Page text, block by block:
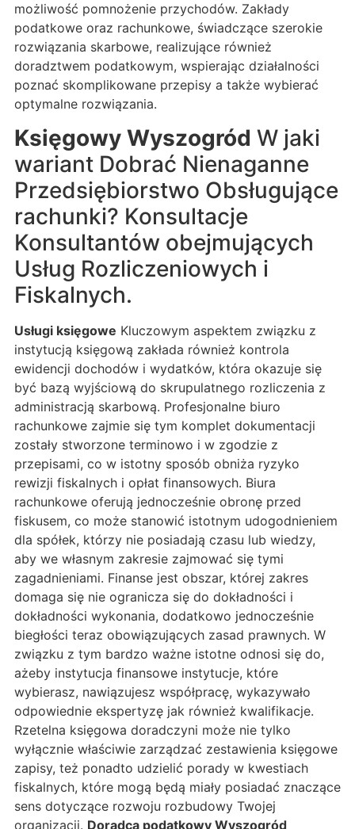
możliwość pomnożenie przychodów. Zakłady
podatkowe oraz rachunkowe, świadczące szerokie
rozwiązania skarbowe, realizujące również
doradztwem podatkowym, wspierając działalności
poznać skomplikowane przepisy a także wybierać
optymalne rozwiązania.
Księgowy Wyszogród W jaki
wariant Dobrać Nienaganne
Przedsiębiorstwo Obsługujące
rachunki? Konsultacje
Konsultantów obejmujących
Usług Rozliczeniowych i
Fiskalnych.
Usługi księgowe Kluczowym aspektem związku z
instytucją księgową zakłada również kontrola
ewidencji dochodów i wydatków, która okazuje się
być bazą wyjściową do skrupulatnego rozliczenia z
administracją skarbową. Profesjonalne biuro
rachunkowe zajmie się tym komplet dokumentacji
zostały stworzone terminowo i w zgodzie z
przepisami, co w istotny sposób obniża ryzyko
rewizji fiskalnych i opłat finansowych. Biura
rachunkowe oferują jednocześnie obronę przed
fiskusem, co może stanowić istotnym udogodnieniem
dla spółek, którzy nie posiadają czasu lub wiedzy,
aby we własnym zakresie zajmować się tymi
zagadnieniami. Finanse jest obszar, której zakres
domaga się nie ogranicza się do dokładności i
dokładności wykonania, dodatkowo jednocześnie
biegłości teraz obowiązujących zasad prawnych. W
związku z tym bardzo ważne istotne odnosi się do,
ażeby instytucja finansowe instytucje, które
wybierasz, nawiązujesz współpracę, wykazywało
odpowiednie ekspertyzę jak również kwalifikacje.
Rzetelna księgowa doradczyni może nie tylko
wyłącznie właściwie zarządzać zestawienia księgowe
zapisy, też ponadto udzielić porady w kwestiach
fiskalnych, które mogą będą miały posiadać znaczące
sens dotyczące rozwoju rozbudowy Twojej
organizacji. Doradca podatkowy Wyszogród